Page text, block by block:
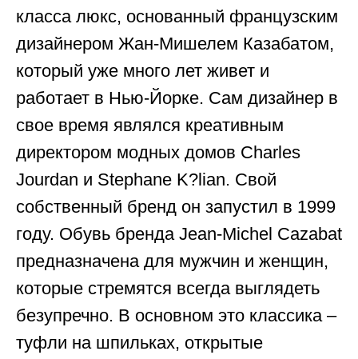
класса люкс, основанный французским
дизайнером Жан-Мишелем Казабатом,
который уже много лет живет и
работает в Нью-Йорке. Сам дизайнер в
свое время являлся креативным
директором модных домов Charles
Jourdan и Stephane K?lian. Свой
собственный бренд он запустил в 1999
году. Обувь бренда Jean-Michel Cazabat
предназначена для мужчин и женщин,
которые стремятся всегда выглядеть
безупречно. В основном это классика –
туфли на шпильках, открытые